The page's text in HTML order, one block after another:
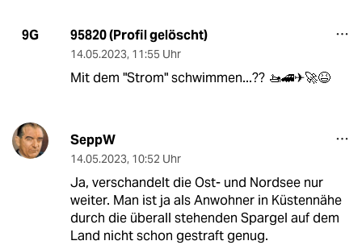
9G 95820 (Profil gelöscht)
14.05.2023, 11:55 Uhr
Mit dem "Strom" schwimmen...?? 🚤🚄✈🚀😆
SeppW
14.05.2023, 10:52 Uhr
Ja, verschandelt die Ost- und Nordsee nur
weiter. Man ist ja als Anwohner in Küstennähe
durch die überall stehenden Spargel auf dem
Land nicht schon gestraft genug.